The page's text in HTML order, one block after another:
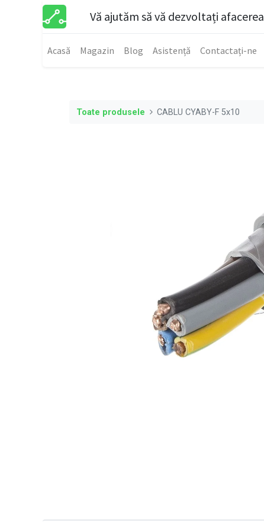
Vă ajutăm să vă dezvoltați afacerea
Acasă Magazin Blog Asistență Contactați-ne
Toate produsele CABLU CYABY-F 5x10